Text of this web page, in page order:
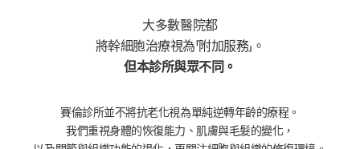
大多數醫院都
將幹細胞治療視為「附加服務」。
但本診所與眾不同。
賽倫診所並不將抗老化視為單純逆轉年齡的療程。
我們重視身體的恢復能力、肌膚與毛髮的變化，